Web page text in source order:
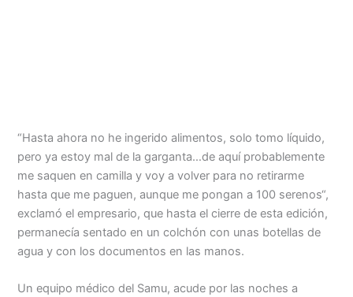
“Hasta ahora no he ingerido alimentos, solo tomo líquido,
pero ya estoy mal de la garganta…de aquí probablemente
me saquen en camilla y voy a volver para no retirarme
hasta que me paguen, aunque me pongan a 100 serenos“,
exclamó el empresario, que hasta el cierre de esta edición,
permanecía sentado en un colchón con unas botellas de
agua y con los documentos en las manos.
Un equipo médico del Samu, acude por las noches a